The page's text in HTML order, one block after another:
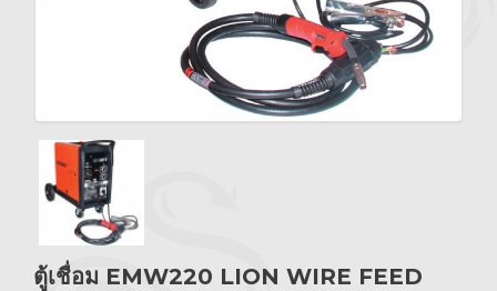
ตู้เชื่อม EMW220 LION WIRE FEED